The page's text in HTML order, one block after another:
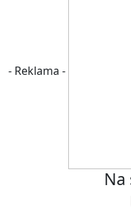
- Reklama -